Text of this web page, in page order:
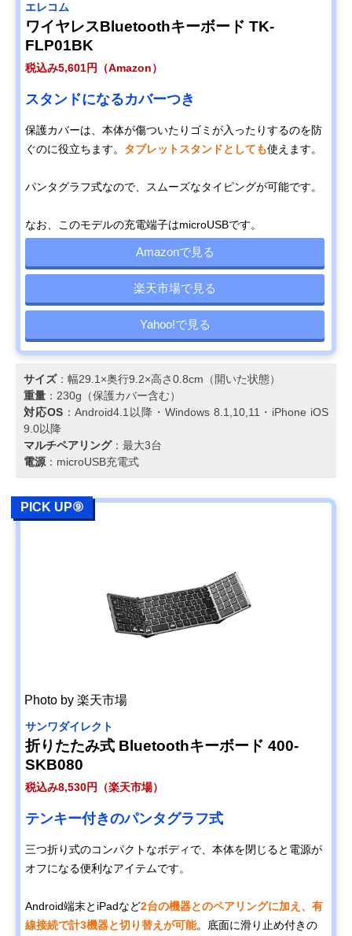
エレコム
ワイヤレスBluetoothキーボード TK-
FLP01BK
税込み5,601円（Amazon）
スタンドになるカバーつき
保護カバーは、本体が傷ついたりゴミが入ったりするのを防
ぐのに役立ちます。 タブレットスタンドとしても使えます。
パンタグラフ式なので、スムーズなタイピングが可能です。
なお、このモデルの充電端子はmicroUSBです。
Amazonで見る
楽天市場で見る
Yahoo!で見る
サイズ：幅29.1×奥行9.2×高さ0.8cm（開いた状態）
重量 ：230g（保護カバー含む）
対応OS：Android4.1以降・Windows 8.1,10,11・iPhone iOS
9.0以降
マルチペアリング：最大3台
電源 ：microUSB充電式
PICK UP⑨
Photo by 楽天市場
サンワダイレクト
折りたたみ式 Bluetoothキーボード 400-
SKB080
税込み8,530円（楽天市場）
テンキー付きのパンタグラフ式
三つ折り式のコンパクトなボディで、本体を閉じると電源が
オフになる便利なアイテムです。
Android端末とiPadなど2台の機器とのペアリングに加え、有
線接続で計3機器と切り替えが可能。底面に滑り止め付きの